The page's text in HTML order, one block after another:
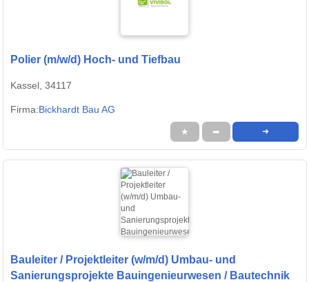
Polier (m/w/d) Hoch- und Tiefbau
Kassel, 34117
Firma:Bickhardt Bau AG
★ ➦ ➜
Bauleiter / Projektleiter (w/m/d) Umbau- und
Sanierungsprojekte Bauingenieurwesen / Bautechnik